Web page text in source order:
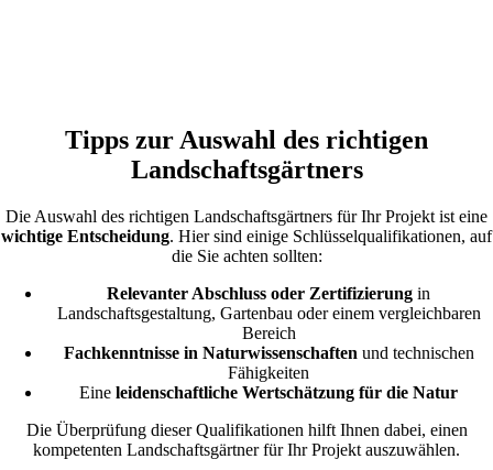
Tipps zur Auswahl des richtigen
Landschaftsgärtners
Die Auswahl des richtigen Landschaftsgärtners für Ihr Projekt ist eine
wichtige Entscheidung. Hier sind einige Schlüsselqualifikationen, auf
die Sie achten sollten:
Relevanter Abschluss oder Zertifizierung in
Landschaftsgestaltung, Gartenbau oder einem vergleichbaren
Bereich
Fachkenntnisse in Naturwissenschaften und technischen
Fähigkeiten
Eine leidenschaftliche Wertschätzung für die Natur
Die Überprüfung dieser Qualifikationen hilft Ihnen dabei, einen
kompetenten Landschaftsgärtner für Ihr Projekt auszuwählen.